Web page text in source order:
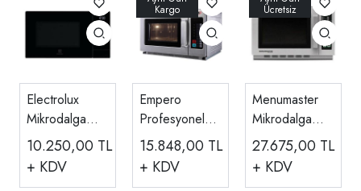
Electrolux
Mikrodalga
Fırın, 29 L
EMZ729EMK
10.250,00 TL
+ KDV
Empero
Profesyonel
Mikrodalga
Fırın, 25 L,
JP.MD.01
15.848,00 TL
+ KDV
Menumaster
Mikrodalga
Fırın Elektrikli
34 Litre
RCS511DSE
27.675,00 TL
+ KDV